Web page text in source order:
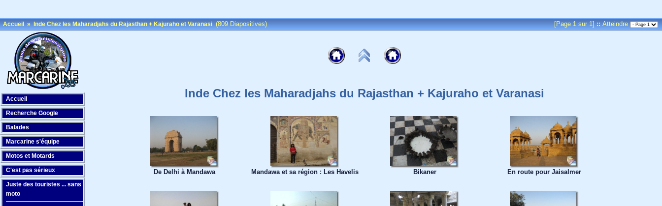
Accueil»Inde Chez les Maharadjahs du Rajasthan + Kajuraho et Varanasi (809 Diapositives) [Page 1 sur 1]::Atteindre
Inde Chez les Maharadjahs du Rajasthan + Kajuraho et Varanasi
De Delhi à Mandawa Mandawa et sa région : Les Havelis Bikaner En route pour Jaisalmer
Accueil
Recherche Google
Balades
Marcarine s'équipe
Motos et Motards
C'est pas sérieux
Juste des touristes ... sans
moto